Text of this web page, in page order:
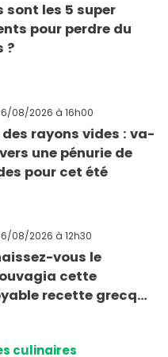
sont les 5 super
pour perdre du
?
08/2026 à 16h00
des rayons vides : va-
une pénurie de
pour cet été
08/2026 à 12h30
vous le
cette
recette grecque
culinaires